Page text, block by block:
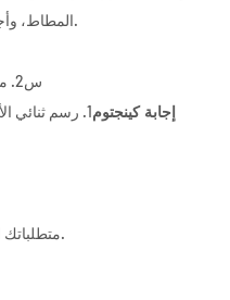
المطاط، وأجزاء المطاط المعدني، وأجزاء البلاستيك.
س2. ما المعلومات التي تحتاجها لتحديد السعر؟
إجابة كينجتوم 1. رسم ثنائي
4. متطلباتك الأخرى مثل التسامح ومعالجة السطح.